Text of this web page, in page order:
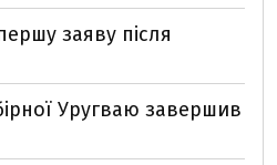
заяву після
Уругваю завершив